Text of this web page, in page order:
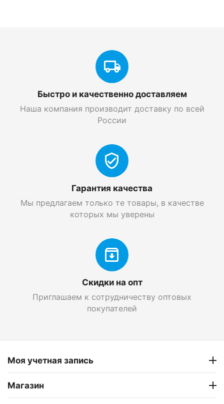
Быстро и качественно доставляем
Наша компания производит доставку по всей
России
Гарантия качества
Мы предлагаем только те товары, в качестве
которых мы уверены
Скидки на опт
Приглашаем к сотрудничеству оптовых
покупателей
Моя учетная запись
Магазин